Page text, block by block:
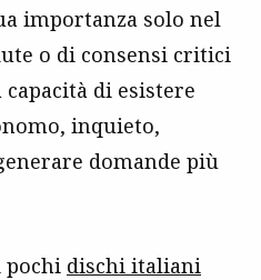
importanza solo nel
o di consensi critici
di esistere
inquieto,
domande più
pochi dischi italiani